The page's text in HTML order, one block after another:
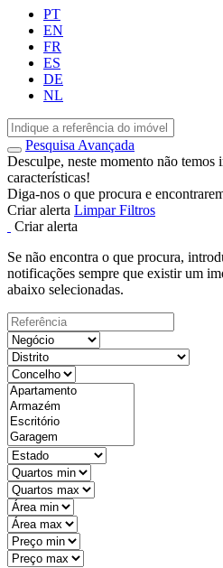
PT
EN
FR
ES
DE
NL
Pesquisa Avançada
Desculpe, neste momento não temos
características!
Diga-nos o que procura e
Criar alerta Limpar Filtros
Criar alerta
Se não encontra o que procura,
notificações sempre que existir um
abaixo selecionadas.